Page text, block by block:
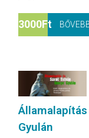
3000Ft
Gyulán